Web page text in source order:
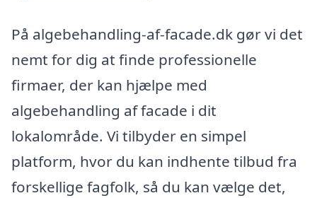
På algebehandling-af-facade.dk gør vi det
nemt for dig at finde professionelle
firmaer, der kan hjælpe med
algebehandling af facade i dit
lokalområde. Vi tilbyder en simpel
platform, hvor du kan indhente tilbud fra
forskellige fagfolk, så du kan vælge det,